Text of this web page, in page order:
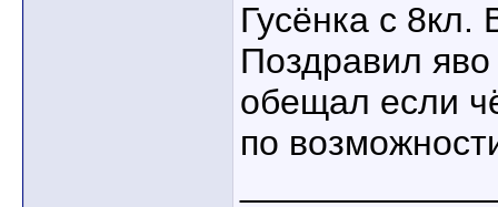
Гусёнка с
Поздравил
обещал если
по